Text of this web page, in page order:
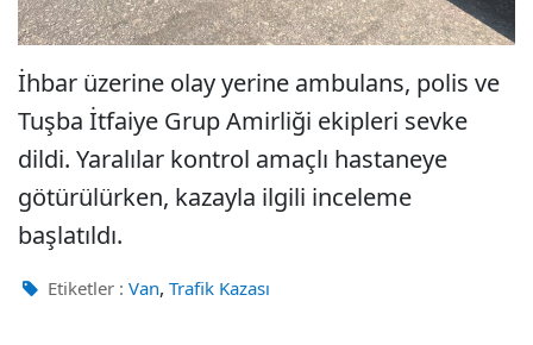
İhbar üzerine olay yerine ambulans, polis ve
Tuşba İtfaiye Grup Amirliği ekipleri sevke
dildi. Yaralılar kontrol amaçlı hastaneye
götürülürken, kazayla ilgili inceleme
başlatıldı.
Etiketler : Van, Trafik Kazası